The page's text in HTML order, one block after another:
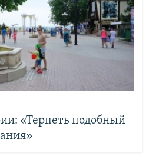
«Терпеть подобный